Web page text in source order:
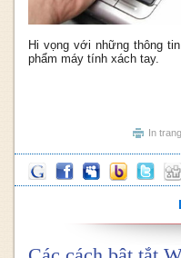
Hi vọng với những thông
phẩm máy tính xách tay.
In